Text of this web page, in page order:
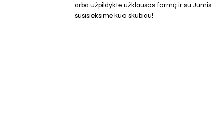
arba užpildykte užklausos formą ir su Jumis
susisieksime kuo skubiau!